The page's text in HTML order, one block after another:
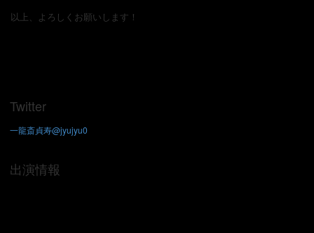
以上、よろしくお願いします！
Twitter
一龍斎貞寿@jyujyu0
出演情報